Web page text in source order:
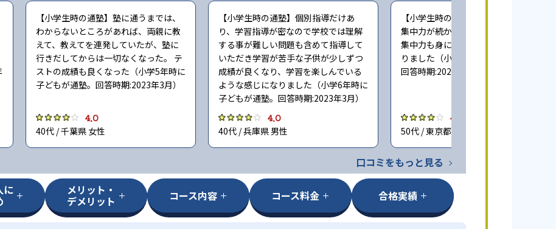
【小学生時の通塾】塾に通うまでは、
わからないところがあれば、両親に教
えて、教えてを連発していたが、塾に
行きだしてからは一切なくなった。 テ
ストの成績も良くなった（小学5年時に
子どもが通塾。回答時期:2023年3月）
4.0
40代 / 千葉県 女性
【小学生時の通塾】個別指導だけあ
り、学習指導が密なので学校では理解
する事が難しい問題も含めて指導して
いただき学習が苦手な子供が少しずつ
成績が良くなり、学習を楽しんでいる
ような感じになりました（小学6年時に
子どもが通塾。回答時期:2023年3月）
4.0
40代 / 兵庫県 男性
【小学生時の通塾】家だとどうしても
集中力が続かない事があるため 塾では
集中力も身について成績向上につなが
りました（小学6年時に子どもが通塾。
回答時期:2023年3月）
4.0
50代 / 東京都 男性
口コミをもっと見る
に メリット・
デメリット コース内容 コース料金 合格実績